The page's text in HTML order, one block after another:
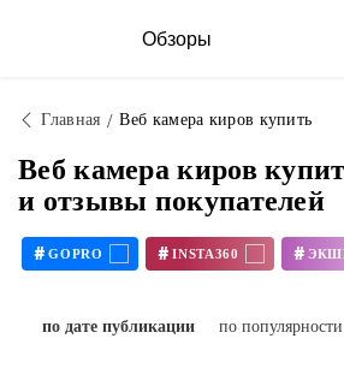
Обзоры
Главная Веб камера киров купить
Веб камера киров
и отзывы покупателей
# GOPRO # INSTA360 #
по дате публикации по популярности